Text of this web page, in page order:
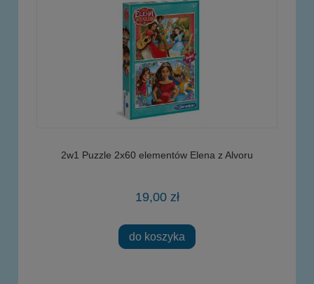
2w1 Puzzle 2x60 elementów Elena z Alvoru
19,00 zł
do koszyka